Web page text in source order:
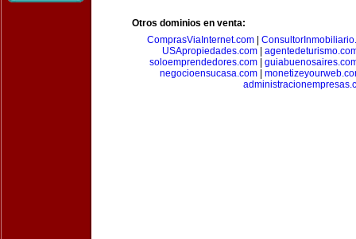
Otros dominios en venta:
ComprasViaInternet.com
USApropiedades.com|
soloemprendedores.com|
negocioensucasa.com